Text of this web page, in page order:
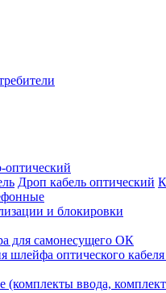
оптический
Дроп кабель оптический
и блокировки
для самонесущего ОК
шлейфа оптического
(комплекты ввода,